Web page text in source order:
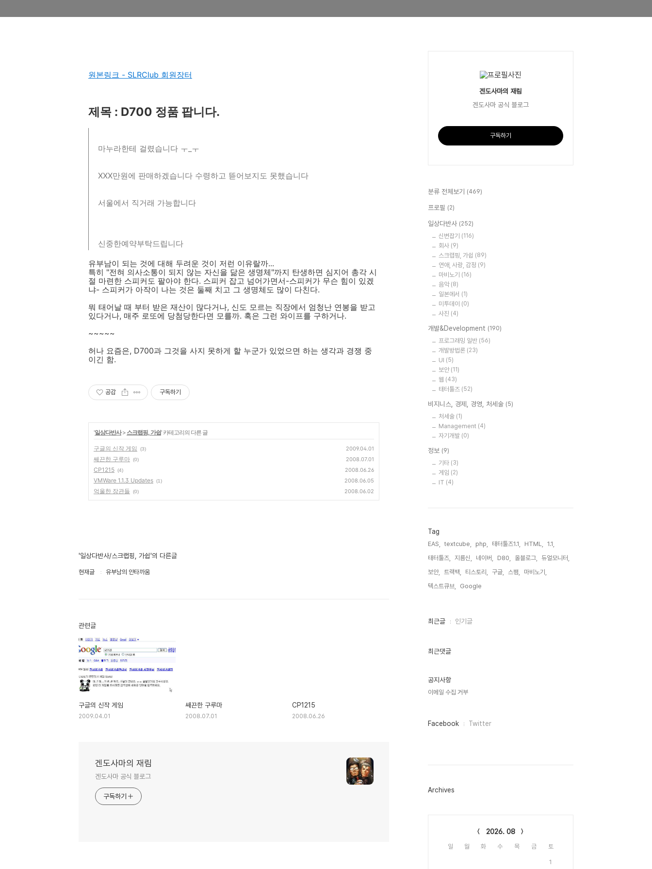
원본링크 - SLRClub 회원장터
제목 : D700 정품 팝니다.
마누라한테 걸렸습니다 ㅜ_ㅜ
XXX만원에 판매하겠습니다 수령하고 뜯어보지도 못했습니다
서울에서 직거래 가능합니다
신중한예약부탁드립니다
유부남이 되는 것에 대해 두려운 것이 저런 이유랄까...
특히 "전혀 의사소통이 되지 않는 자신을 닮은 생명체"까지 탄생하면 심지어 총각 시
절 마련한 스피커도 팔아야 한다. 스피커 잡고 넘어가면서-스피커가 무슨 힘이 있겠
냐- 스피커가 아작이 나는 것은 둘째 치고 그 생명체도 많이 다친다.
뭐 태어날 때 부터 받은 재산이 많다거나, 신도 모르는 직장에서 엄청난 연봉을 받고
있다거나, 매주 로또에 당첨당한다면 모를까. 혹은 그런 와이프를 구하거나.
~~~~~
허나 요즘은, D700과 그것을 사지 못하게 할 누군가 있었으면 하는 생각과 경쟁 중
이긴 함.
공감 구독하기
'일상다반사> 스크랩핑, 가쉽' 카테고리의 다른 글
구글의 신작 게임 (3) 2009.04.01
쌔끈한 구루마 (0) 2008.07.01
CP1215 (4) 2008.06.26
VMWare 1.1.3 Updates (1) 2008.06.05
억울한 장관들 (0) 2008.06.02
'일상다반사/스크랩핑, 가쉽'의 다른글
현재글 유부남의 안타까움
관련글
구글의 신작 게임
2009.04.01
쌔끈한 구루마
2008.07.01
CP1215
2008.06.26
겐도사마의 재림
겐도사마 공식 블로그
구독하기
겐도사마의 재림
겐도사마 공식 블로그
구독하기
분류 전체보기 (469)
프로필 (2)
일상다반사 (252)
신변잡기 (116)
회사 (9)
스크랩핑, 가쉽 (89)
연애, 사랑, 감정 (9)
마비노기 (16)
음악 (8)
일본에서 (1)
미투데이 (0)
사진 (4)
개발&Development (190)
프로그래밍 일반 (56)
개발방법론 (23)
UI (5)
보안 (11)
웹 (43)
태터툴즈 (52)
비지니스, 경제, 경영, 처세술 (5)
처세술 (1)
Management (4)
자기개발 (0)
정보 (9)
기타 (3)
게임 (2)
IT (4)
Tag
EAS, textcube, php, 태터툴즈1.1, HTML,
1.1,
태터툴즈,
지름신, 네이버, D80, 올블로그,
듀얼모니터,
보안,
트랙백, 티스토리, 구글, 스팸,
마비노기,
텍스트큐브,
Google,
최
인
최근글 인기글
최근댓글
공지사항
이메일 수집 거부
페
그
Facebook Twitter
Archives
2026. 08
일 월 화 수 목 금 토
1